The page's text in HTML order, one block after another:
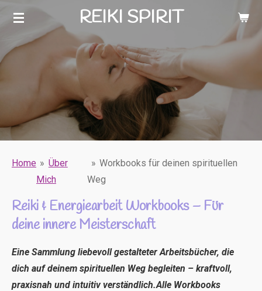
Zum
Hauptinhalt
springen
REIKI SPIRIT
Home » Über
Mich
» Workbooks für deinen spirituellen
Weg
Reiki & Energiearbeit Workbooks – Für
deine innere Meisterschaft
Eine Sammlung liebevoll gestalteter Arbeitsbücher, die
dich auf deinem spirituellen Weg begleiten – kraftvoll,
praxisnah und intuitiv verständlich.Alle Workbooks